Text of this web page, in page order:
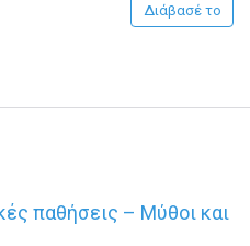
Διάβασέ το
παθήσεις – Μύθοι και